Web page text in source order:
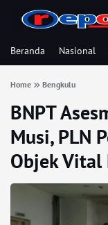
Beranda Nasional
Home Bengkulu
BNPT
Musi, PLN
Objek Vital